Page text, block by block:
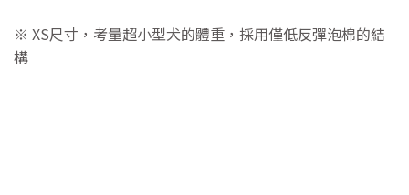
※ XS尺寸，考量超小型犬的體重，採用僅低反彈泡棉的結
構